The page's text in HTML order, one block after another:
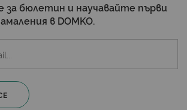
за бюлетин и научавайте първи
в DOMKO.